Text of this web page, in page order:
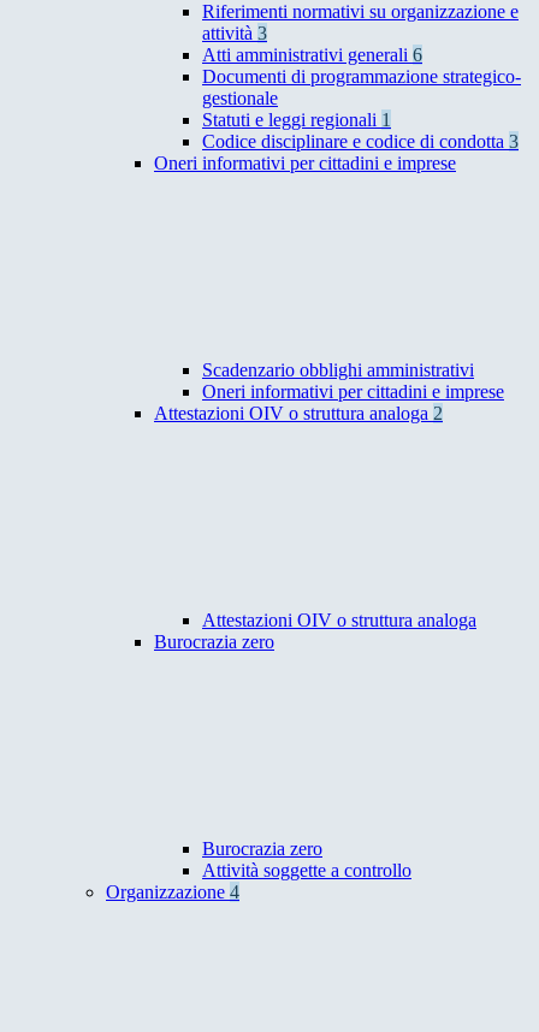
Riferimenti normativi su organizzazione e
attività 3
Atti amministrativi generali 6
Documenti di programmazione strategico-
gestionale
Statuti e leggi regionali 1
Codice disciplinare e codice di condotta 3
Oneri informativi per cittadini e imprese
Scadenzario obblighi amministrativi
Oneri informativi per cittadini e imprese
Attestazioni OIV o struttura analoga 2
Attestazioni OIV o struttura analoga
Burocrazia zero
Burocrazia zero
Attività soggette a controllo
Organizzazione 4